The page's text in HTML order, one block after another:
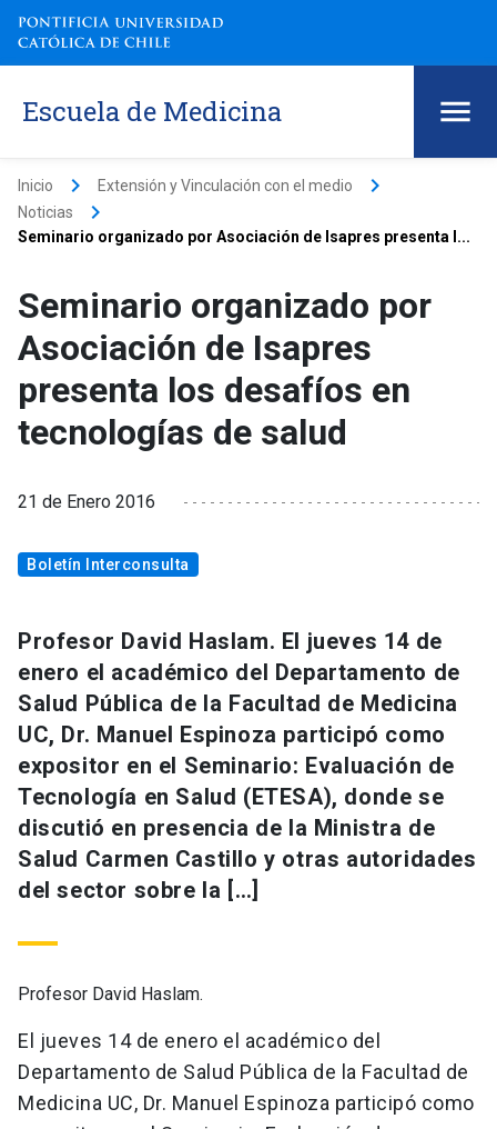
Escuela de Medicina
Inicio keyboard_arrow_right Extensión y Vinculación con el medio keyboard_arrow_right
Noticias keyboard_arrow_right
Seminario organizado por Asociación de Isapres presenta l...
Seminario organizado por
Asociación de Isapres
presenta los desafíos en
tecnologías de salud
21 de Enero 2016
Boletín Interconsulta
Profesor David Haslam. El jueves 14 de
enero el académico del Departamento de
Salud Pública de la Facultad de Medicina
UC, Dr. Manuel Espinoza participó como
expositor en el Seminario: Evaluación de
Tecnología en Salud (ETESA), donde se
discutió en presencia de la Ministra de
Salud Carmen Castillo y otras autoridades
del sector sobre la […]
Profesor David Haslam.
El jueves 14 de enero el académico del
Departamento de Salud Pública de la Facultad de
Medicina UC, Dr. Manuel Espinoza participó como